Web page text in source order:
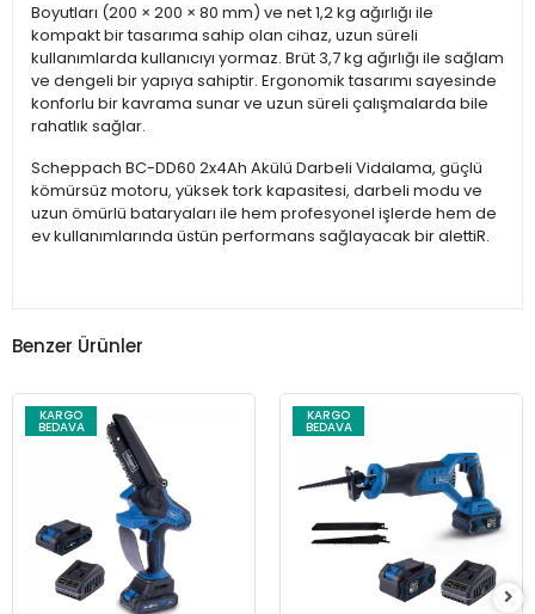
Boyutları (200 × 200 × 80 mm) ve net 1,2 kg ağırlığı ile
kompakt bir tasarıma sahip olan cihaz, uzun süreli
kullanımlarda kullanıcıyı yormaz. Brüt 3,7 kg ağırlığı ile sağlam
ve dengeli bir yapıya sahiptir. Ergonomik tasarımı sayesinde
konforlu bir kavrama sunar ve uzun süreli çalışmalarda bile
rahatlık sağlar.
Scheppach BC-DD60 2x4Ah Akülü Darbeli Vidalama, güçlü
kömürsüz motoru, yüksek tork kapasitesi, darbeli modu ve
uzun ömürlü bataryaları ile hem profesyonel işlerde hem de
ev kullanımlarında üstün performans sağlayacak bir alettiR.
Benzer Ürünler
KARGO
BEDAVA
KARGO
BEDAVA